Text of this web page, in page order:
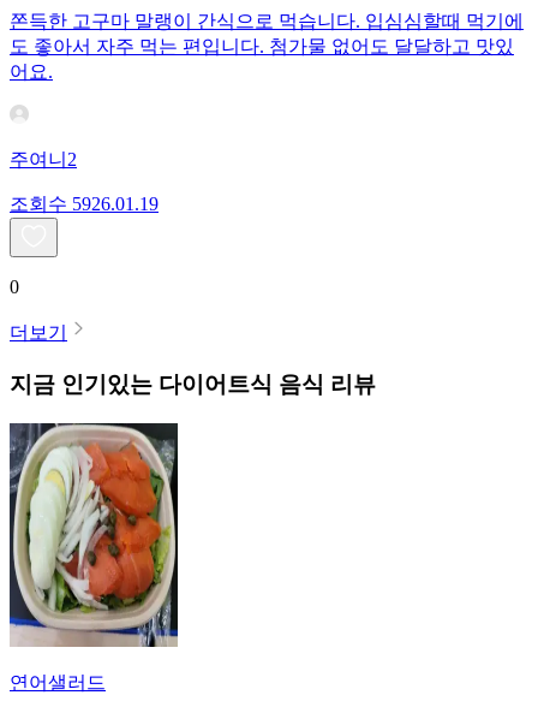
쫀득한 고구마 말랭이 간식으로 먹습니다. 입심심할때 먹기에
도 좋아서 자주 먹는 편입니다. 첨가물 없어도 달달하고 맛있
어요.
주여니2
조회수 5926.01.19
0
더보기
지금 인기있는 다이어트식 음식 리뷰
연어샐러드